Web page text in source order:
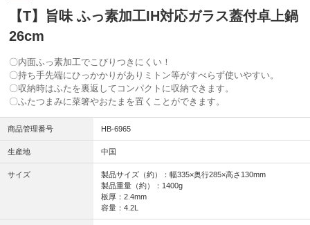
【T】旨味 ふっ素加工IH対応ガラス蓋付卓上鍋
26cm
〇内面ふっ素加工でこびりつきにくい！
〇持ち手先端にひっかかりがありミトン等がすべらず使いやすい。
〇収納時はふたを裏返してコンパクトに収納できます。
〇ふたつまみに菜箸やおたまを置くことができます。
商品管理番号 HB-6965
生産地 中国
サイズ
製品サイズ（約）：幅335×奥行285×高さ130mm
製品重量（約）：1400g
板厚：2.4mm
容量：4.2L